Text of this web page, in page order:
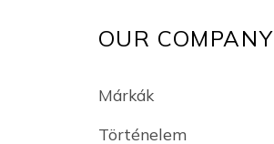
OUR COMPANY
Márkák
Történelem